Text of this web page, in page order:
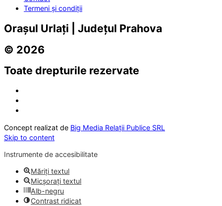
Termeni și condiții
Orașul Urlați | Județul Prahova
© 2026
Toate drepturile rezervate
Concept realizat de Big Media Relații Publice SRL
Skip to content
Instrumente de accesibilitate
Măriți textul
Micșorați textul
Alb-negru
Contrast ridicat